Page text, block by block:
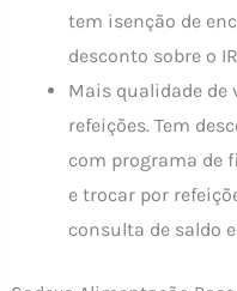
tem isenção de
desconto sobre o
Mais qualidade de
refeições. Tem
com programa de
e trocar por
consulta de saldo